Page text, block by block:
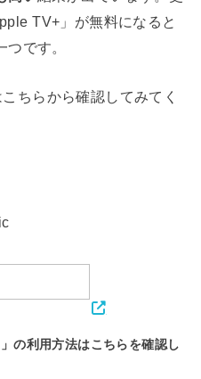
TV+」が無料になると
です。
ちらから確認してみてく
の利用方法はこちらを確認し